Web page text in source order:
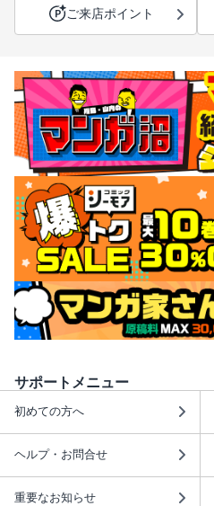
ご来店ポイント
サポートメニュー
初めての方へ
ヘルプ・お問合せ
重要なお知らせ